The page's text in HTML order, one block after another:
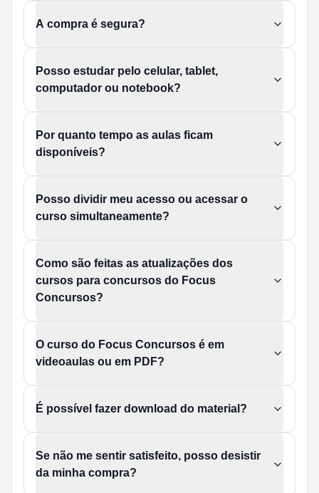
A compra é segura?
Posso estudar pelo celular, tablet,
computador ou notebook?
Por quanto tempo as aulas ficam
disponíveis?
Posso dividir meu acesso ou acessar o
curso simultaneamente?
Como são feitas as atualizações dos
cursos para concursos do Focus
Concursos?
O curso do Focus Concursos é em
videoaulas ou em PDF?
É possível fazer download do material?
Se não me sentir satisfeito, posso desistir
da minha compra?